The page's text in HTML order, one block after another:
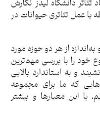
تئاتر دانشگاه لیدز نگارش
عمل تئاتری حیوانات در
از هر دو حوزه مورد
را با بررسی مهم‌ترین
و به استاندارد بالایی
که ما برای مجموعه
با این معیارها و بیشتر